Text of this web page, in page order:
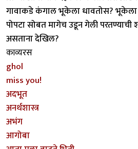
गावाकडे कंगाल भूकेला धावतोस? भूकेला
पोपटा सोबत मागेच उडून गेली परतण्याची
असताना देखिल?
काव्यरस
ghol
miss you!
अदभूत
अनर्थशास्त्र
अभंग
आगोबा